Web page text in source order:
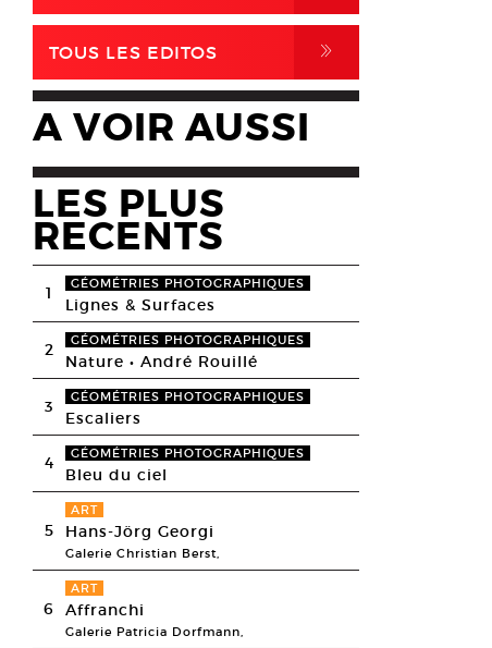
TOUS LES EDITOS ,
A VOIR AUSSI
LES PLUS
RECENTS
1 GÉOMÉTRIES PHOTOGRAPHIQUES
Lignes & Surfaces
2 GÉOMÉTRIES PHOTOGRAPHIQUES
Nature • André Rouillé
3 GÉOMÉTRIES PHOTOGRAPHIQUES
Escaliers
4 GÉOMÉTRIES PHOTOGRAPHIQUES
Bleu du ciel
5
ART
Hans-Jörg Georgi
Galerie Christian Berst,
6
ART
Affranchi
Galerie Patricia Dorfmann,